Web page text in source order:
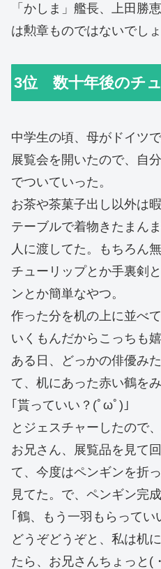
「かしま」艦長、上田勝
は勲章ものではないでしょ
3位 数十年後のチ
中学生の頃、母がドイツ
展覧会を開いたので、自
でついていった。
お茶や茶菓子出し以外は
テーブルで着物きたまん
人に渡してた。もちろん
チューリップとか手裏剣
ンとか簡単なやつ。
作った分を机の上に並べ
いくもんだからこっちも嬉
ある日、どっかの俳優み
て、机にあった赤い鶴を
｢貰っていい？(ﾟωﾟ)｣
とジェスチャーしたので
お兄さん、展覧品を見て
て、今度はペンギンを折
見てた。で、ペンギン完
｢鶴、もう一羽もらってい
どうぞどうぞと、私は机
たら、お兄さんちょっと(